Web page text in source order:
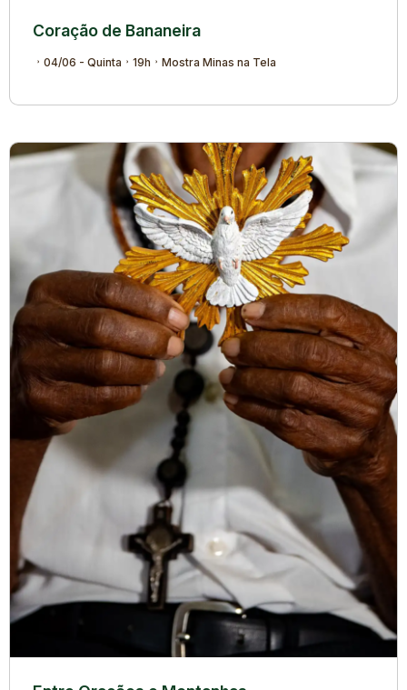
Coração de Bananeira
04/06 - Quinta 19h Mostra Minas na Tela